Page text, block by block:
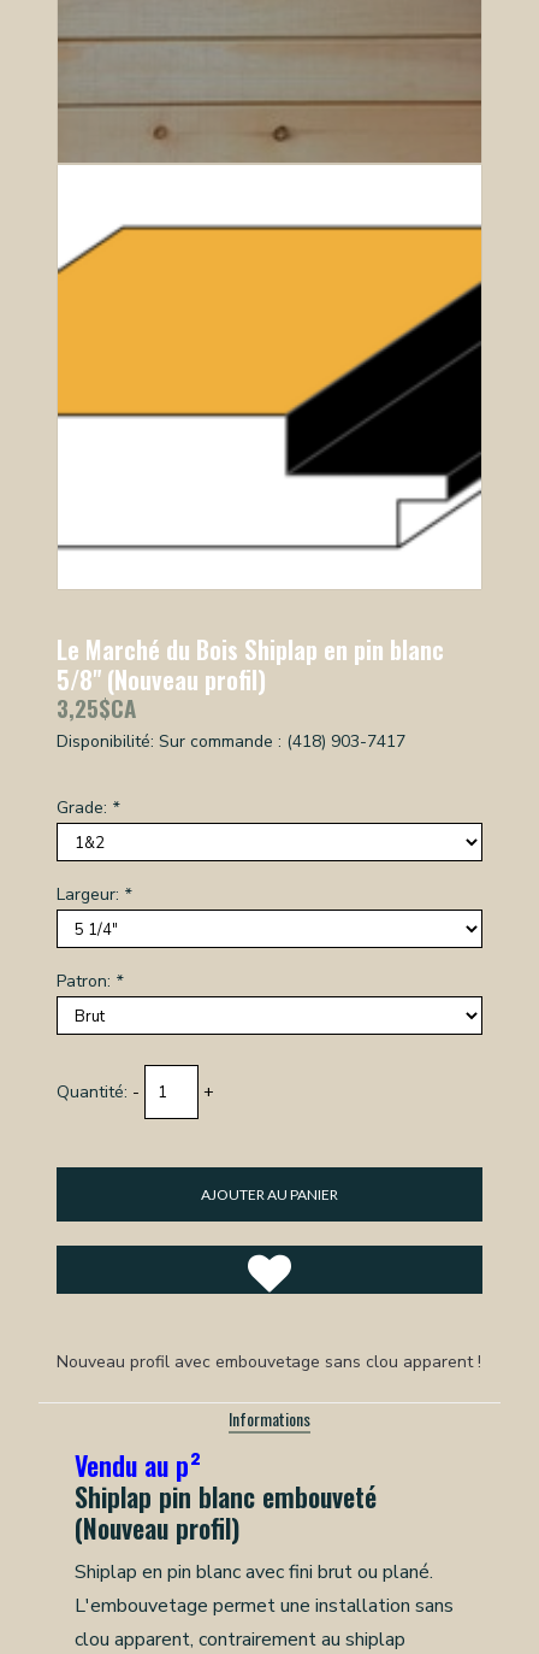
Le Marché du Bois Shiplap en pin blanc
5/8" (Nouveau profil)
3,25$CA
Disponibilité: Sur commande : (418) 903-7417
Grade: *
Largeur: *
Patron: *
Quantité: - +
AJOUTER AU PANIER
Nouveau profil avec embouvetage sans clou apparent !
Informations
Vendu au p²
Shiplap pin blanc embouveté
(Nouveau profil)
Shiplap en pin blanc avec fini brut ou plané.
L'embouvetage permet une installation sans
clou apparent, contrairement au shiplap